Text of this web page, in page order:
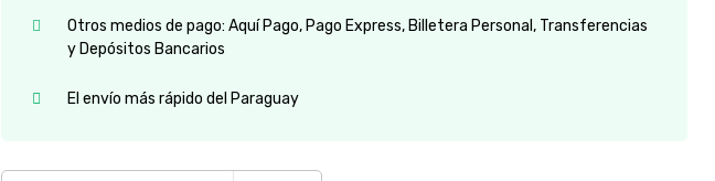
Otros medios de pago: Aquí Pago, Pago Express, Billetera Personal, Transferencias
y Depósitos Bancarios
El envío más rápido del Paraguay